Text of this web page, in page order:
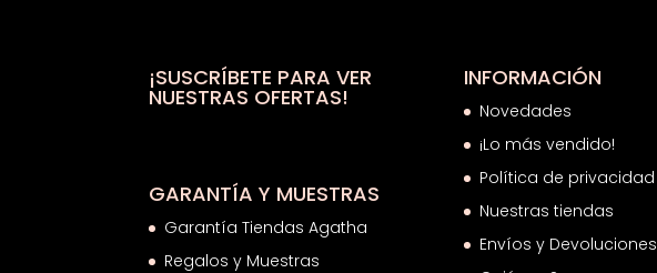
¡SUSCRÍBETE PARA VER
NUESTRAS OFERTAS!
GARANTÍA Y MUESTRAS
Garantía Tiendas Agatha
Regalos y Muestras
INFORMACIÓN
Novedades
¡Lo más vendido!
Política de privacidad
Nuestras tiendas
Envíos y Devoluciones